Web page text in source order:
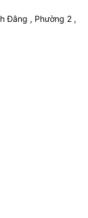
Đằng , Phường 2 ,